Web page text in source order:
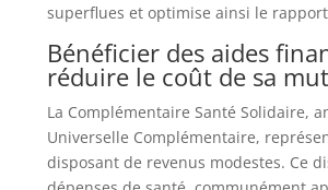
superflues et optimise ainsi le
Bénéficier des aides
réduire le coût de sa
La Complémentaire Santé Solidaire,
Universelle Complémentaire,
disposant de revenus modestes. Ce